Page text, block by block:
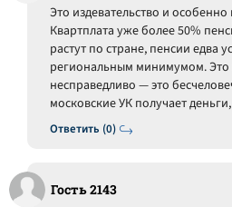
Ответить (0)
Это издевательство и
Квартплата уже более 50%
растут по стране, пенсии едва
региональным минимумом. Это
несправедливо — это
московские УК получает
Гость 2143